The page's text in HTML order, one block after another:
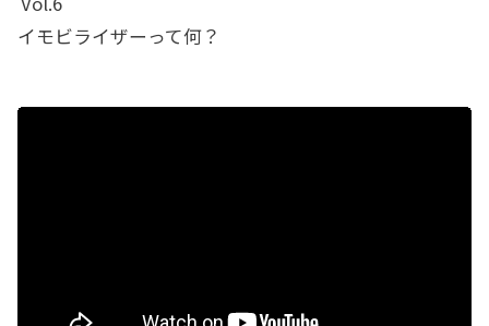
イモビライザーって何？